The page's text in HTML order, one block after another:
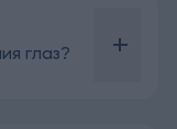
глаз?
+